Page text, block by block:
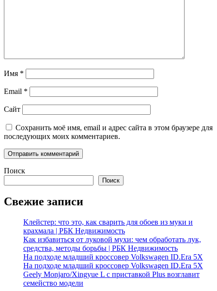
Имя *
Email *
Сайт
Сохранить моё имя, email и адрес сайта в этом браузере для
последующих моих комментариев.
Поиск
Поиск
Свежие записи
Клейстер: что это, как сварить для обоев из муки и
крахмала | РБК Недвижимость
Как избавиться от луковой мухи: чем обработать лук,
средства, методы борьбы | РБК Недвижимость
На подходе младший кроссовер Volkswagen ID.Era 5X
На подходе младший кроссовер Volkswagen ID.Era 5X
Geely Monjaro/Xingyue L с приставкой Plus возглавит
семейство модели